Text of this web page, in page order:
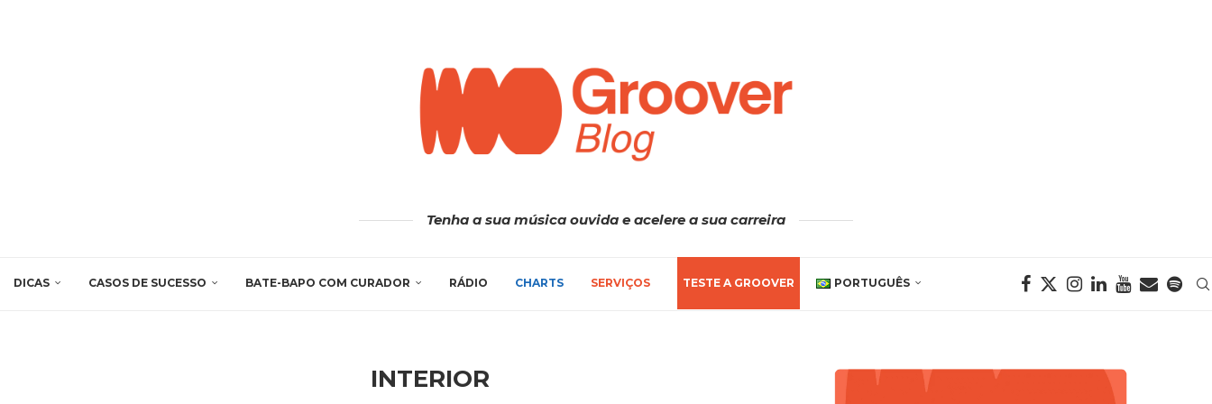
Tenha a sua música ouvida e acelere a sua carreira
DICAS CASOS DE SUCESSO BATE-BAPO COM CURADOR RÁDIO CHARTS SERVIÇOS TESTE A GROOVER PORTUGUÊS
INTERIOR